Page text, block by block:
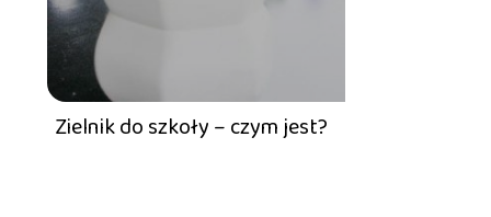
Zielnik do szkoły – czym jest?